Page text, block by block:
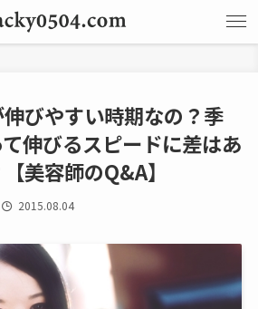
びやすい時期なの？季
伸びるスピードに差はあ
美容師のQ&A】
2015.08.04